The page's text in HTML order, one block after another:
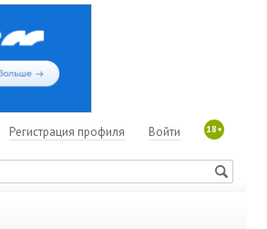
18+
Войти
Регистрация профиля